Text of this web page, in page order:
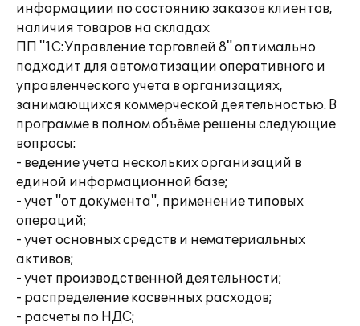
информациии по состоянию заказов клиентов,
наличия товаров на складах
ПП "1C:Управление торговлей 8" оптимально
подходит для автоматизации оперативного и
управленческого учета в организациях,
занимающихся коммерческой деятельностью. В
программе в полном объёме решены следующие
вопросы:
- ведение учета нескольких организаций в
единой информационной базе;
- учет "от документа", применение типовых
операций;
- учет основных средств и нематериальных
активов;
- учет производственной деятельности;
- распределение косвенных расходов;
- расчеты по НДС;